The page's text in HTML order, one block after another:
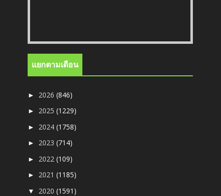
แยกตามเดือน
► 2026(846)
► 2025(1229)
► 2024(1758)
► 2023(714)
► 2022(109)
► 2021(1185)
▼ 2020(1591)